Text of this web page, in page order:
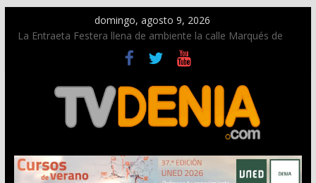
domingo, agosto 9, 2026
La Entraeta Festera llena de ambiente la calle Marqués de
Campo con la recepción a la Capitanía Cristiana
Dos personas fallecen en un grave accidente en la N-332
entre Benissa y Calp
Una nueva oportunidad para donar sangre en Cruz Roja
El bando moro protagonista en la Segunda Entraeta Festera
Paco Adsuar dona al Arxiu de Dénia más de 50.000 imágenes
de la memoria visual de la ciudad